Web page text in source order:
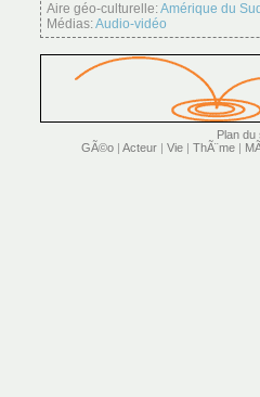
Aire géo-culturelle:Amérique du
Médias:Audio-vidéo
Plan du
GÃ©o | Acteur | Vie | ThÃ¨me |